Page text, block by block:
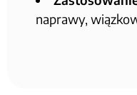
naprawy,